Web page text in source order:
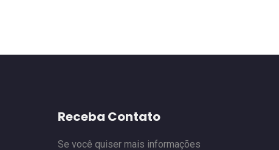
Receba Contato
Se você quiser mais informações